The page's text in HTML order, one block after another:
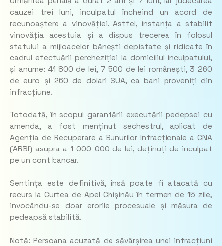
cauzei trei luni, inculpatul încheind un acord de
recunoaștere a vinovăției. Astfel, instanța a stabilit
vinovăția acestuia și a dispus trecerea în folosul
statului a mijloacelor bănești depistate și ridicate în
cadrul efectuării percheziției la domiciliul inculpatului,
și anume: 41 800 de lei, 7 500 de lei românești, 3 260
de euro și 260 de dolari SUA, ca bani proveniți din
infracțiune.
Totodată, în scopul garantării executării pedepsei cu
amenda, a fost menținut sechestrul, aplicat de
Agenția de Recuperare a Bunurilor Infracționale a CNA
(ARBI) asupra a 1 000 000 de lei, deținuți de inculpat
pe un cont bancar.
Sentința este definitivă, însă poate fi atacată cu
recurs la Curtea de Apel Chișinău în termen de 15 zile,
invocându-se doar erorile procesuale și măsura de
pedeapsă stabilită.
Notă: Persoana acuzată de săvârșirea unei infracțiuni